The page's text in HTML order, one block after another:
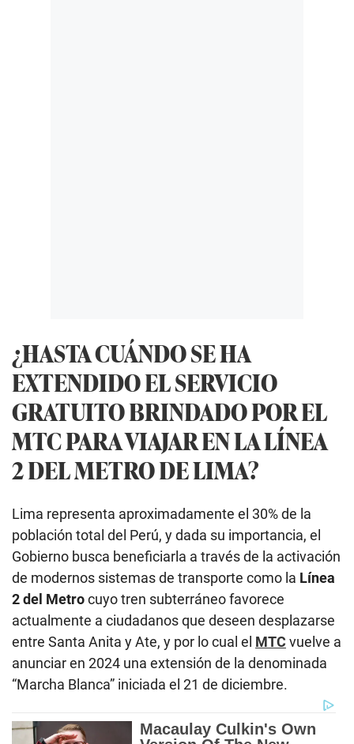
¿HASTA CUÁNDO SE HA
EXTENDIDO EL SERVICIO
GRATUITO BRINDADO POR EL
MTC PARA VIAJAR EN LA LÍNEA
2 DEL METRO DE LIMA?
Lima representa aproximadamente el 30% de la
población total del Perú, y dada su importancia, el
Gobierno busca beneficiarla a través de la activación
de modernos sistemas de transporte como la Línea
2 del Metrocuyo tren subterráneo favorece
actualmente a ciudadanos que deseen desplazarse
entre Santa Anita y Ate, y por lo cual el MTC vuelve a
anunciar en 2024 una extensión de la denominada
“Marcha Blanca” iniciada el 21 de diciembre.